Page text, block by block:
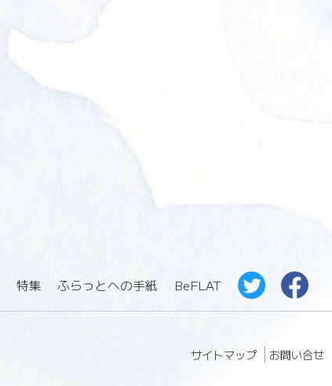
特集 ふらっとへの手紙 BeFLAT
サイトマップ お問い合せ